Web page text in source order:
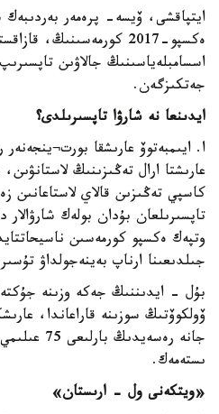
ايتپاقشى، ۆيسە- پرەمەر بەردىبەك
ەكسپو-2017 كورمەسىنىڭ،
اسسامبلەياسىنىڭ جالاۋىن
جەتكىزگەن.
ايدىنعا نە شارۋا تاپسىرىلدى؟
ا. ايىمبەتوۆ عارىشقا
عارىشتا ارال تەڭىزىنىڭ
كاسپي تەڭىزىن قالاي لاستاعانىن
جىلدىعىنا ارناپ بەينەجولداۋ
بۇل - ايدىننىڭ جەكە وزىنە
ۆولكوۆتىڭ سوزىنە قاراعاندا،
جانە
ىستەمەك.
«ويتكەنى ول - ارىستان»